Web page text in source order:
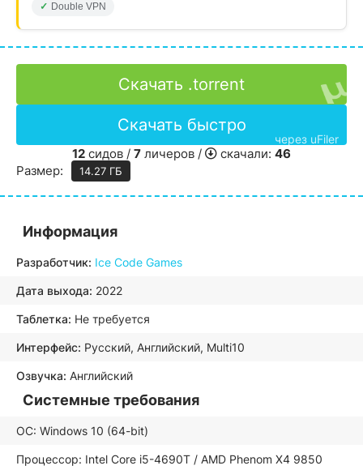
Double VPN
Скачать .torrent
Скачать быстро
через uFiler
12 сидов / 7 личеров / скачали: 46
Размер:
14.27 ГБ
Информация
Разработчик: Ice Code Games
Дата выхода: 2022
Таблетка: Не требуется
Интерфейс: Русский, Английский, Multi10
Озвучка: Английский
Системные требования
ОС: Windows 10 (64-bit)
Процессор: Intel Core i5-4690T / AMD Phenom X4 9850